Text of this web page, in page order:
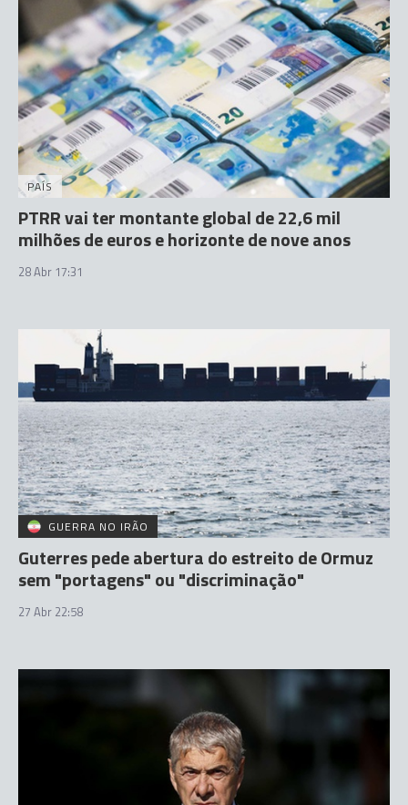
PAÍS
PTRR vai ter montante global de 22,6 mil
milhões de euros e horizonte de nove anos
28 Abr 17:31
GUERRA NO IRÃO
Guterres pede abertura do estreito de Ormuz
sem "portagens" ou "discriminação"
27 Abr 22:58